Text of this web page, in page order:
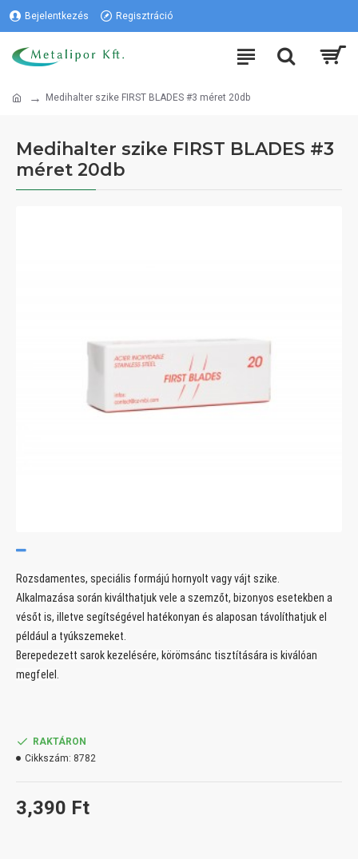
Bejelentkezés Regisztráció
Medihalter szike FIRST BLADES #3 méret 20db
Medihalter szike FIRST BLADES #3
méret 20db
Rozsdamentes, speciális formájú hornyolt vagy vájt szike.
Alkalmazása során kiválthatjuk vele a szemzőt, bizonyos esetekben a
vésőt is, illetve segítségével hatékonyan és alaposan távolíthatjuk el
például a tyúkszemeket.
Berepedezett sarok kezelésére, körömsánc tisztítására is kiválóan
megfelel.
3,390 Ft
RAKTÁRON
Cikkszám: 8782